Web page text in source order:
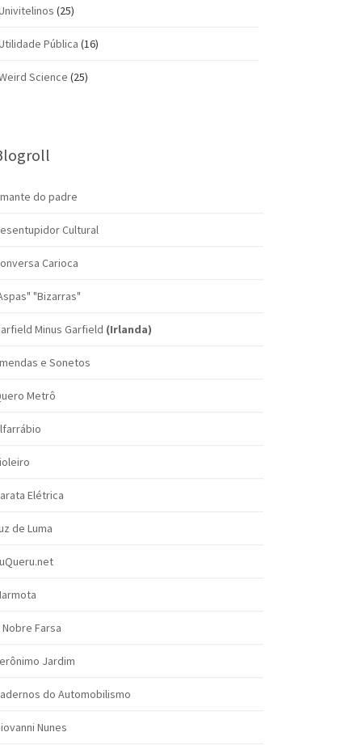
(25)
Pública (16)
Science (25)
do padre
Cultural
Carioca
"Bizarras"
Minus Garfield (Irlanda)
e Sonetos
Metrô
Elétrica
de Luma
Nobre Farsa
Jardim
do Automobilismo
Nunes